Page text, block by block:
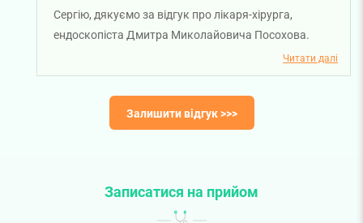
Сергію, дякуємо за відгук про лікаря-хірурга,
ендоскопіста Дмитра Миколайовича Посохова.
Читати далі
Залишити відгук >>>
Записатися на прийом